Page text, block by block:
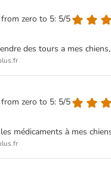
zero to 5: 5/5
des tours a mes
zero to 5: 5/5
médicaments à mes